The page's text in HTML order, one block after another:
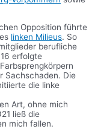
Opposition führte
linken Milieus. So
berufliche
erfolgte
Sachschaden. Die
die linke
Art, ohne mich
ließ die
mich fallen.